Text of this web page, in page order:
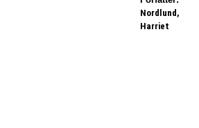
Nordlund,
Harriet